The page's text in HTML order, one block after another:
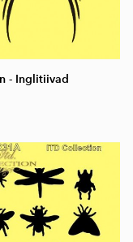
- Inglitiivad